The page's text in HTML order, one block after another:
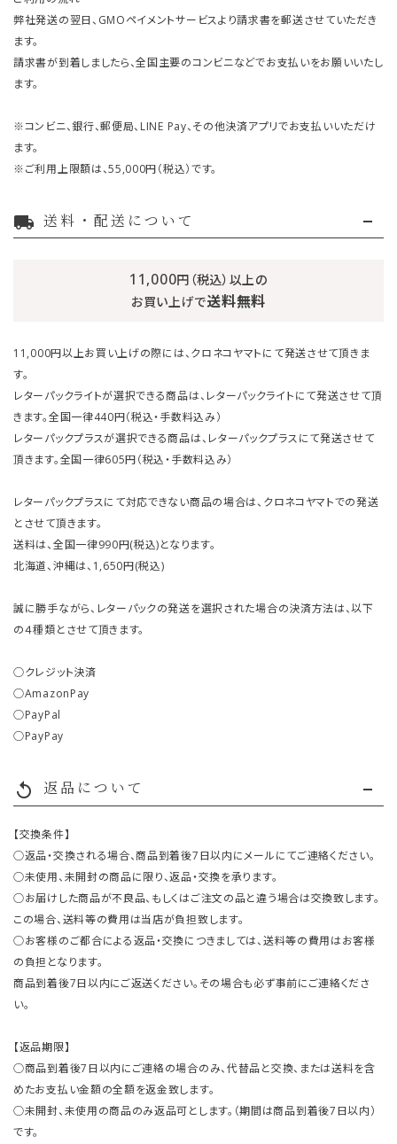
弊社発送の翌日、GMOペイメントサービスより請求書を郵送させていただき
ます。
請求書が到着しましたら、全国主要のコンビニなどでお支払いをお願いいたし
ます。
※コンビニ、銀行、郵便局、LINE Pay、その他決済アプリでお支払いいただけ
ます。
※ご利用上限額は、55,000円（税込）です。
local_shipping 送料・配送について
11,000円（税込）以上の
お買い上げで送料無料
11,000円以上お買い上げの際には、クロネコヤマトにて発送させて頂きま
す。
レターパックライトが選択できる商品は、レターパックライトにて発送させて頂
きます。全国一律440円（税込・手数料込み）
レターパックプラスが選択できる商品は、レターパックプラスにて発送させて
頂きます。全国一律605円（税込・手数料込み）
レターパックプラスにて対応できない商品の場合は、クロネコヤマトでの発送
とさせて頂きます。
送料は、全国一律990円(税込)となります。
北海道、沖縄は、1,650円(税込)
誠に勝手ながら、レターパックの発送を選択された場合の決済方法は、以下
の４種類とさせて頂きます。
○クレジット決済
○AmazonPay
○PayPal
○PayPay
replay 返品について
【交換条件】
○返品・交換される場合、商品到着後7日以内にメールにてご連絡ください。
○未使用、未開封の商品に限り、返品・交換を承ります。
○お届けした商品が不良品、もしくはご注文の品と違う場合は交換致します。
この場合、送料等の費用は当店が負担致します。
○お客様のご都合による返品・交換につきましては、送料等の費用はお客様
の負担となります。
商品到着後7日以内にご返送ください。その場合も必ず事前にご連絡くださ
い。
【返品期限】
○商品到着後7日以内にご連絡の場合のみ、代替品と交換、または送料を含
めたお支払い金額の全額を返金致します。
○未開封、未使用の商品のみ返品可とします。（期間は商品到着後7日以内）
です。